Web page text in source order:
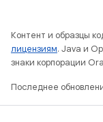
Контент и образцы
лицензиям. Java и
знаки корпорации
Последнее